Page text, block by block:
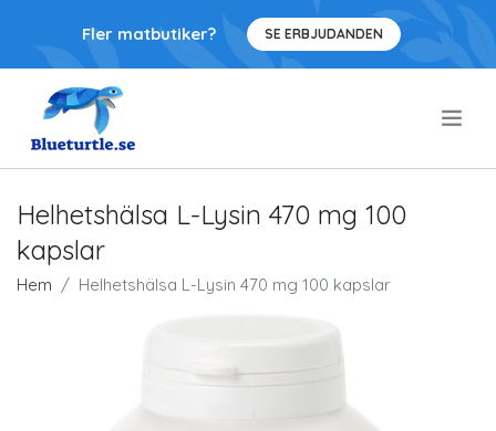
Fler matbutiker? SE ERBJUDANDEN
Helhetshälsa L-Lysin 470 mg 100
kapslar
Hem Helhetshälsa L-Lysin 470 mg 100 kapslar